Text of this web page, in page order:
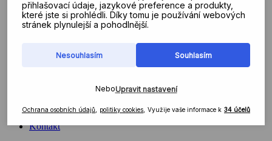
Jak to vidí klienti
Případové studie
Reference
Znalostní báze
Produkt
Webinář
Nápověda
Kontakt